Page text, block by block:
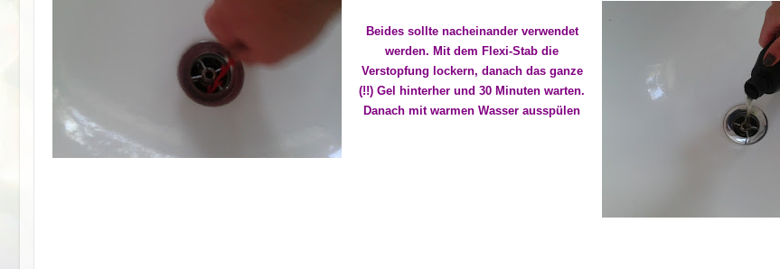
Beides sollte nacheinander verwendet
werden. Mit dem Flexi-Stab die
Verstopfung lockern, danach das ganze
(!!) Gel hinterher und 30 Minuten warten.
Danach mit warmen Wasser ausspülen